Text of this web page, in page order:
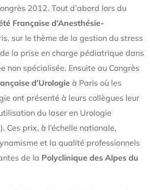
2012. Tout d’abord lors du
Française d’Anesthésie-
sur le thème de la gestion du stress
la prise en charge pédiatrique dans
non spécialisée. Ensuite au Congrès
d’Urologie à Paris où les
ont présenté à leurs collègues leur
du laser en Urologie
Ces prix, à l’échelle nationale,
et la qualité professionnels
de la Polyclinique des Alpes du